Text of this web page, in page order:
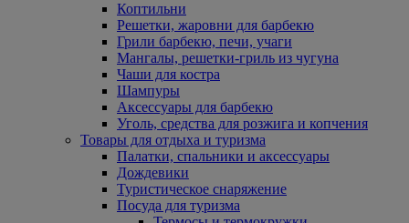
Коптильни
Решетки, жаровни для барбекю
Грили барбекю, печи, учаги
Мангалы, решетки-гриль из чугуна
Чаши для костра
Шампуры
Аксессуары для барбекю
Уголь, средства для розжига и копчения
Товары для отдыха и туризма
Палатки, спальники и аксессуары
Дождевики
Туристическое снаряжение
Посуда для туризма